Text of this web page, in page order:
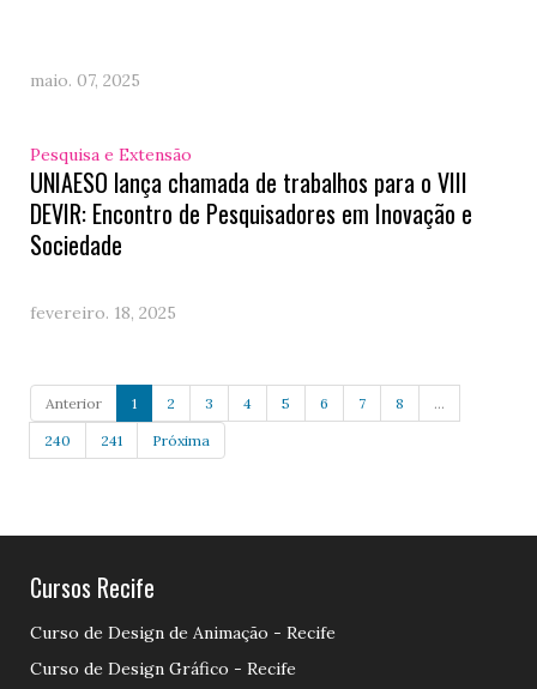
maio. 07, 2025
Pesquisa e Extensão
UNIAESO lança chamada de trabalhos para o VIII
DEVIR: Encontro de Pesquisadores em Inovação e
Sociedade
fevereiro. 18, 2025
Anterior 1 2 3 4 5 6 7 8 ...
240 241 Próxima
Cursos Recife
Curso de Design de Animação - Recife
Curso de Design Gráfico - Recife